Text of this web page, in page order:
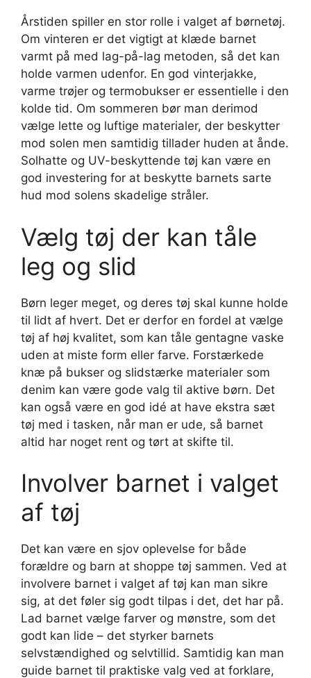
Årstiden spiller en stor rolle i valget af børnetøj.
Om vinteren er det vigtigt at klæde barnet
varmt på med lag-på-lag metoden, så det kan
holde varmen udenfor. En god vinterjakke,
varme trøjer og termobukser er essentielle i den
kolde tid. Om sommeren bør man derimod
vælge lette og luftige materialer, der beskytter
mod solen men samtidig tillader huden at ånde.
Solhatte og UV-beskyttende tøj kan være en
god investering for at beskytte barnets sarte
hud mod solens skadelige stråler.
Vælg tøj der kan tåle
leg og slid
Børn leger meget, og deres tøj skal kunne holde
til lidt af hvert. Det er derfor en fordel at vælge
tøj af høj kvalitet, som kan tåle gentagne vaske
uden at miste form eller farve. Forstærkede
knæ på bukser og slidstærke materialer som
denim kan være gode valg til aktive børn. Det
kan også være en god idé at have ekstra sæt
tøj med i tasken, når man er ude, så barnet
altid har noget rent og tørt at skifte til.
Involver barnet i valget
af tøj
Det kan være en sjov oplevelse for både
forældre og barn at shoppe tøj sammen. Ved at
involvere barnet i valget af tøj kan man sikre
sig, at det føler sig godt tilpas i det, det har på.
Lad barnet vælge farver og mønstre, som det
godt kan lide – det styrker barnets
selvstændighed og selvtillid. Samtidig kan man
guide barnet til praktiske valg ved at forklare,